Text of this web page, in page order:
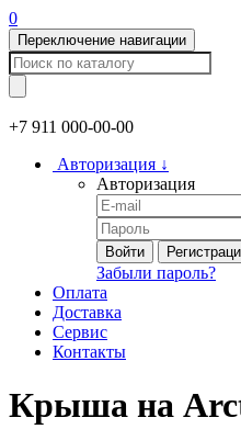
0
Переключение навигации
+7 911 000-00-00
Авторизация ↓
Авторизация
Войти
Забыли пароль?
Оплата
Доставка
Сервис
Контакты
Крыша на